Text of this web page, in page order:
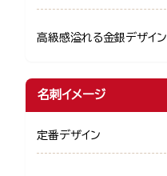
高級感溢れる金銀デザイン
名刺イメージ
定番デザイン